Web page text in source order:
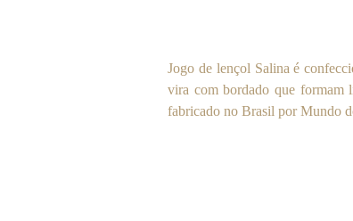
Jogo de lençol Salina é
vira com bordado que formam
fabricado no Brasil por Mundo